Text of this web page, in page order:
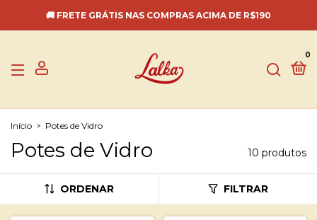
🚚 FRETE GRÁTIS NAS COMPRAS ACIMA DE R$190
0
Início > Potes de Vidro
Potes de Vidro 10 produtos
ORDENAR FILTRAR